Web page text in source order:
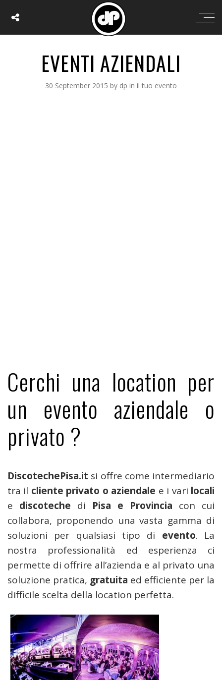
EVENTI AZIENDALI
30 September 2015 by dp in il tuo evento
Cerchi una location per
un evento aziendale o
privato ?
DiscotechePisa.it si offre come intermediario
tra il cliente privato o aziendale e i vari locali
e discoteche di Pisa e Provincia con cui
collabora, proponendo una vasta gamma di
soluzioni per qualsiasi tipo di evento. La
nostra professionalità ed esperienza ci
permette di offrire all’azienda e al privato una
soluzione pratica, gratuita ed efficiente per la
difficile scelta della location perfetta.